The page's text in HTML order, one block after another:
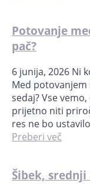
Potovanje
pač?
6 junija, 2026 Ni
Med
sedaj? Vse
prijetno niti
res ne bo
Preberi več
Šibek,